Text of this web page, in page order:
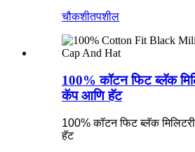
चौकशीतपशील
100% कॉटन फिट ब्लॅक
कॅप आणि हॅट
100% कॉटन फिट ब्लॅक
हॅट